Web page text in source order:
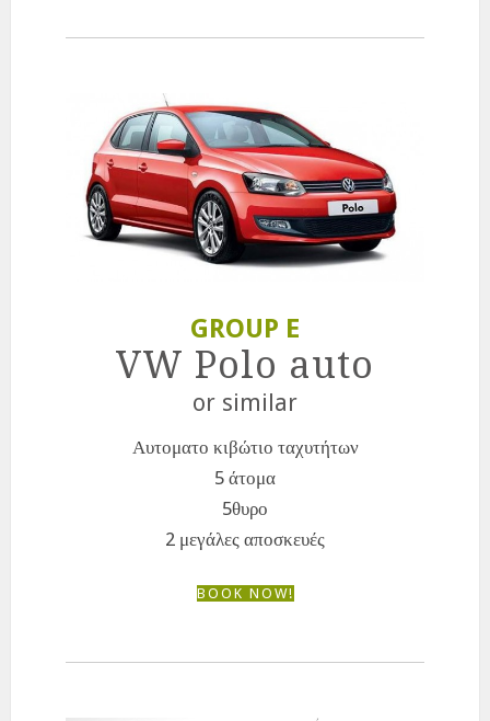
GROUP E
VW Polo auto
or similar
Αυτοματο κιβώτιο ταχυτήτων
5 άτομα
5θυρο
2 μεγάλες αποσκευές
BOOK NOW!